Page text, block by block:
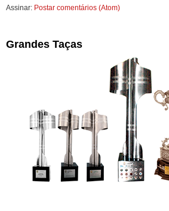
Assinar: Postar comentários (Atom)
Grandes Taças